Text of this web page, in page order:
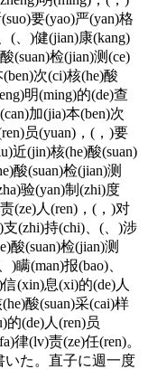
要(yao)严(yan)格
(、)健(jian)康(kang)
(suan)检(jian)测(ce)
次(ci)核(he)酸
明(ming)的(de)查
加(jia)本(ben)次
员(yuan)，(，)要
近(jin)核(he)酸(suan)
酸(suan)检(jian)测
验(yan)制(zhi)度
(ze)人(ren)，(，)对
(zhi)持(chi)、(、)涉
酸(suan)检(jian)测
瞒(man)报(bao)、
(xin)息(xi)的(de)人
酸(suan)采(cai)样
的(de)人(ren)员
律(lv)责(ze)任(ren)。
いた。直子に週一度